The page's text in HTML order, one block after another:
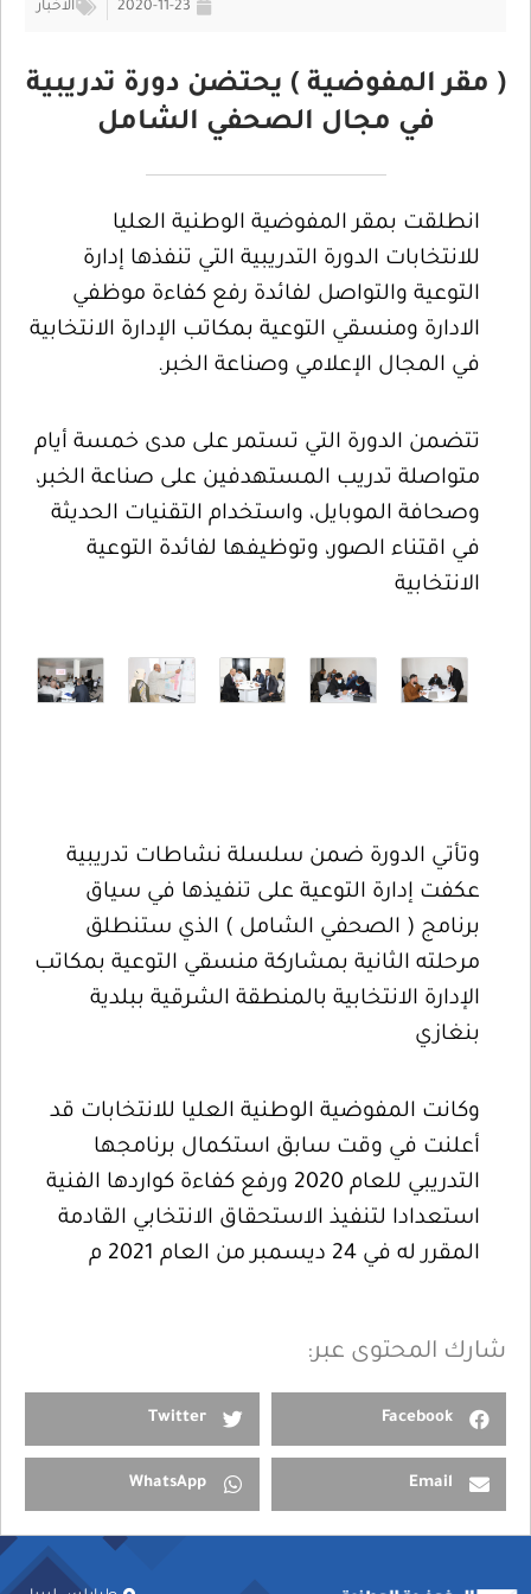
2020-11-23 الأخبار
( مقر المفوضية ) يحتضن دورة تدريبية
في مجال الصحفي الشامل
انطلقت بمقر المفوضية الوطنية العليا
للانتخابات الدورة التدريبية التي تنفذها إدارة
التوعية والتواصل لفائدة رفع كفاءة موظفي
الادارة ومنسقي التوعية بمكاتب الإدارة الانتخابية
في المجال الإعلامي وصناعة الخبر.
تتضمن الدورة التي تستمر على مدى خمسة أيام
متواصلة تدريب المستهدفين على صناعة الخبر،
وصحافة الموبايل، واستخدام التقنيات الحديثة
في اقتناء الصور، وتوظيفها لفائدة التوعية
الانتخابية
وتأتي الدورة ضمن سلسلة نشاطات تدريبية
عكفت إدارة التوعية على تنفيذها في سياق
برنامج ( الصحفي الشامل ) الذي ستنطلق
مرحلته الثانية بمشاركة منسقي التوعية بمكاتب
الإدارة الانتخابية بالمنطقة الشرقية ببلدية
بنغازي
وكانت المفوضية الوطنية العليا للانتخابات قد
أعلنت في وقت سابق استكمال برنامجها
التدريبي للعام 2020 ورفع كفاءة كواردها الفنية
استعدادا لتنفيذ الاستحقاق الانتخابي القادمة
المقرر له في 24 ديسمبر من العام 2021 م
شارك المحتوى عبر:
Facebook
Twitter
Email
WhatsApp